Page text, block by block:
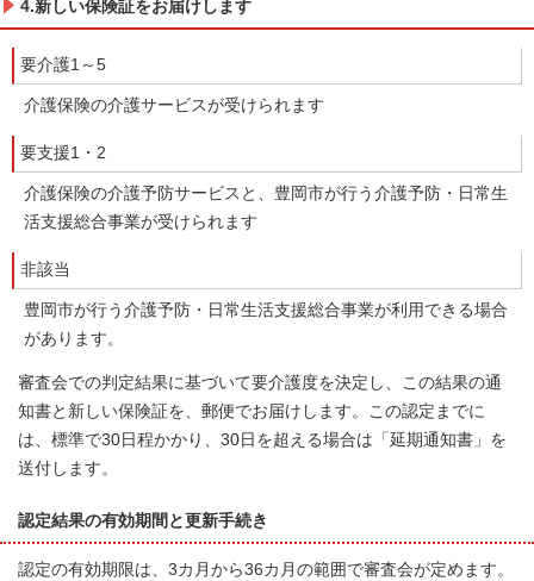
4.新しい保険証をお届けします
要介護1～5
介護保険の介護サービスが受けられます
要支援1・2
介護保険の介護予防サービスと、豊岡市が行う介護予防・日常生
活支援総合事業が受けられます
非該当
豊岡市が行う介護予防・日常生活支援総合事業が利用できる場合
があります。
審査会での判定結果に基づいて要介護度を決定し、この結果の通
知書と新しい保険証を、郵便でお届けします。この認定までに
は、標準で30日程かかり、30日を超える場合は「延期通知書」を
送付します。
認定結果の有効期間と更新手続き
認定の有効期限は、3カ月から36カ月の範囲で審査会が定めます。